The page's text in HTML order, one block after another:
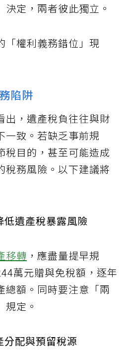
定，兩者彼此獨立。
「權利義務錯位」現
陷阱
出，遺產稅負往往與財
一致。若缺乏事前規
稅目的，甚至可能造成
稅務風險。以下建議將
低遺產稅暴露風險
移轉 ，應盡量提早規
萬元贈與免稅額，逐年
總額。同時要注意「兩
定。
配與預留稅源